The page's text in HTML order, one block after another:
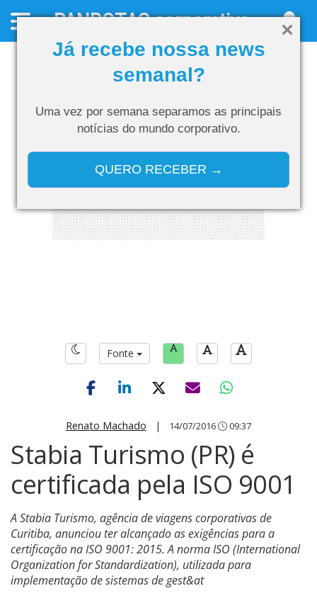
Já recebe nossa news
semanal?
Uma vez por semana separamos as principais
notícias do mundo corporativo.
QUERO RECEBER →
PANROTAScorporativo
Fonte
Renato Machado | 14/07/2016 09:37
Stabia Turismo (PR) é
certificada pela ISO 9001
A Stabia Turismo, agência de viagens corporativas de
Curitiba, anunciou ter alcançado as exigências para a
certificação na ISO 9001: 2015. A norma ISO (International
Organization for Standardization), utilizada para
implementação de sistemas de gest&at